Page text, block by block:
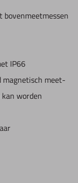
IP66
magnetisch meet-
worden